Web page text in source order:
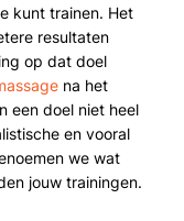
kunt trainen. Het
resultaten
op dat doel
na het
een doel niet heel
en vooral
we wat
jouw trainingen.